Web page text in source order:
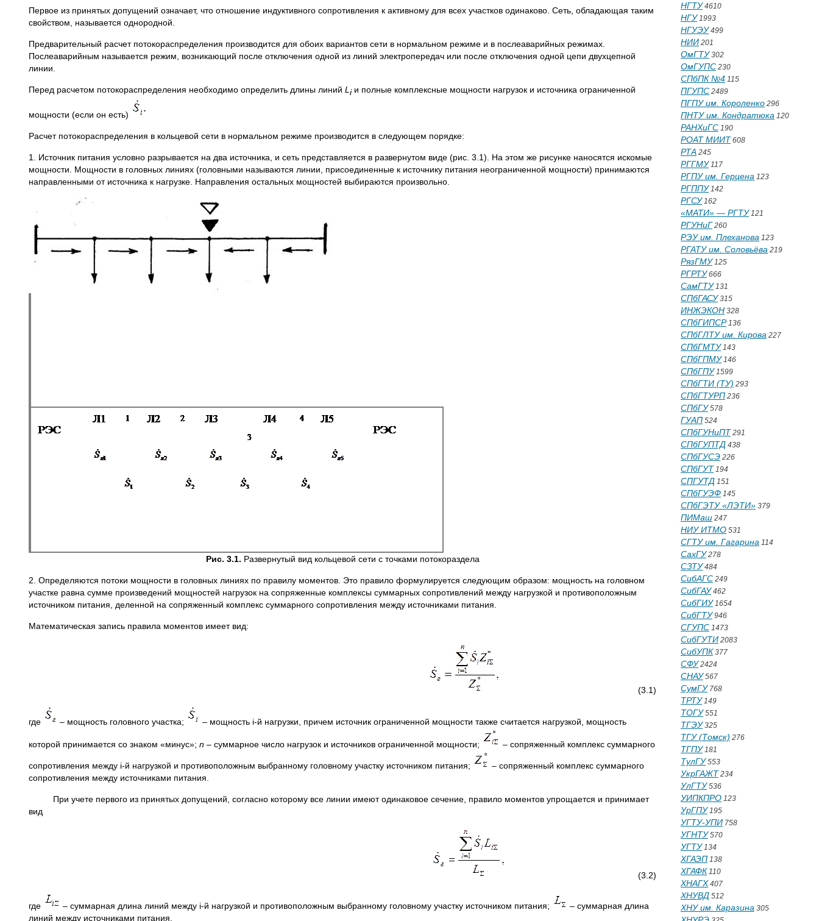
Первое из принятых допущений означает, что отношение индуктивного сопротивления к активному для всех участков одинаково. Сеть, обладающая таким
свойством, называется однородной.
Предварительный расчет потокораспределения производится для обоих вариантов сети в нормальном режиме и в послеаварийных режимах.
Послеаварийным называется режим, возникающий после отключения одной из линий электропередач или после отключения одной цепи двухцепной
линии.
Перед расчетом потокораспределения необходимо определить длины линий L iи полные комплексные мощности нагрузок и источника ограниченной
мощности (если он есть)
Расчет потокораспределения в кольцевой сети в нормальном режиме производится в следующем порядке:
1. Источник питания условно разрывается на два источника, и сеть представляется в развернутом виде (рис. 3.1). На этом же рисунке наносятся искомые
мощности. Мощности в головных линиях (головными называются линии, присоединенные к источнику питания неограниченной мощности) принимаются
направленными от источника к нагрузке. Направления остальных мощностей выбираются произвольно.
Рис. 3.1. Развернутый вид кольцевой сети с точками потокораздела
2. Определяются потоки мощности в головных линиях по правилу моментов. Это правило формулируется следующим образом: мощность на головном
участке равна сумме произведений мощностей нагрузок на сопряженные комплексы суммарных сопротивлений между нагрузкой и противоположным
источником питания, деленной на сопряженный комплекс суммарного сопротивления между источниками питания.
Математическая запись правила моментов имеет вид:
(3.1)
где – мощность головного участка; – мощность i-й нагрузки, причем источник ограниченной мощности также считается нагрузкой, мощность
которой принимается со знаком «минус»; n – суммарное число нагрузок и источников ограниченной мощности; – сопряженный комплекс суммарного
сопротивления между i-й нагрузкой и противоположным выбранному головному участку источником питания;
– сопряженный комплекс суммарного
сопротивления между источниками питания.
При учете первого из принятых допущений, согласно которому все линии имеют одинаковое сечение, правило моментов упрощается и принимает
вид
(3.2)
где – суммарная длина линий между i-й нагрузкой и противоположным выбранному головному участку источником питания;
– суммарная длина
линий между источниками питания.
НГТУ4610
НГУ1993
НГУЭУ499
НИИ 201
ОмГТУ302
ОмГУПС 230
СПбПК №4 115
ПГУПС 2489
ПГПУ им. Короленко 296
ПНТУ им. Кондратюка 120
РАНХиГС 190
РОАТ МИИТ 608
РТА 245
РГГМУ117
РГПУ им. Герцена 123
РГППУ142
РГСУ162
«МАТИ» — РГТУ121
РГУНиГ 260
РЭУ им. Плеханова 123
РГАТУ им. Соловьёва 219
РязГМУ125
РГРТУ666
СамГТУ131
СПбГАСУ315
ИНЖЭКОН 328
СПбГИПСР136
СПбГЛТУ им. Кирова 227
СПбГМТУ143
СПбГПМУ146
СПбГПУ1599
СПбГТИ (ТУ) 293
СПбГТУРП 236
СПбГУ578
ГУАП 524
СПбГУНиПТ 291
СПбГУПТД 438
СПбГУСЭ 226
СПбГУТ 194
СПГУТД 151
СПбГУЭФ 145
СПбГЭТУ «ЛЭТИ» 379
ПИМаш 247
НИУ ИТМО 531
СГТУ им. Гагарина 114
СахГУ278
СЗТУ484
СибАГС 249
СибГАУ462
СибГИУ1654
СибГТУ946
СГУПС 1473
СибГУТИ 2083
СибУПК 377
СФУ2424
СНАУ567
СумГУ768
ТРТУ149
ТОГУ551
ТГЭУ325
ТГУ (Томск) 276
ТГПУ181
ТулГУ553
УкрГАЖТ 234
УлГТУ536
УИПКПРО 123
УрГПУ195
УГТУ-УПИ 758
УГНТУ570
УГТУ134
ХГАЭП 138
ХГАФК 110
ХНАГХ 407
ХНУВД 512
ХНУ им. Каразина 305